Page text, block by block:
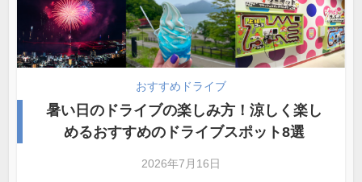
おすすめドライブ
暑い日のドライブの楽しみ方！涼しく楽し
めるおすすめのドライブスポット8選
2026年7月16日